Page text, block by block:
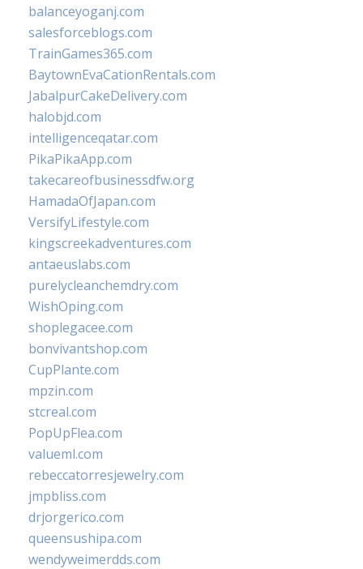
balanceyoganj.com
salesforceblogs.com
TrainGames365.com
BaytownEvaCationRentals.com
JabalpurCakeDelivery.com
halobjd.com
intelligenceqatar.com
PikaPikaApp.com
takecareofbusinessdfw.org
HamadaOfJapan.com
VersifyLifestyle.com
kingscreekadventures.com
antaeuslabs.com
purelycleanchemdry.com
WishOping.com
shoplegacee.com
bonvivantshop.com
CupPlante.com
mpzin.com
stcreal.com
PopUpFlea.com
valueml.com
rebeccatorresjewelry.com
jmpbliss.com
drjorgerico.com
queensushipa.com
wendyweimerdds.com